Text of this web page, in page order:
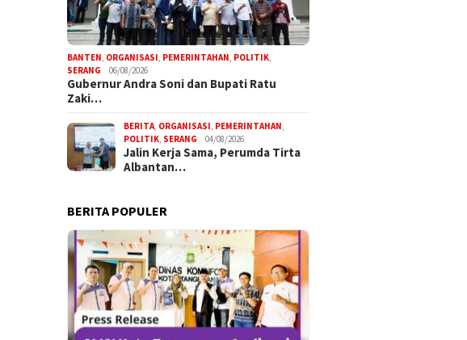
BANTEN ORGANISASI PEMERINTAHAN POLITIK
SERANG
06/08/2026
Gubernur Andra Soni dan Bupati Ratu
Zaki…
BERITA ORGANISASI PEMERINTAHAN
POLITIK SERANG 04/08/2026
Jalin Kerja Sama, Perumda Tirta
Albantan…
BERITA POPULER